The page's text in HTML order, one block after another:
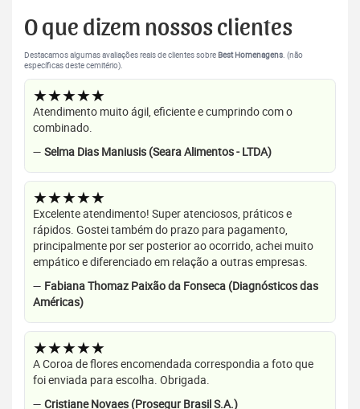
O que dizem nossos clientes
Destacamos algumas avaliações reais de clientes sobre Best Homenagens. (não
específicas deste cemitério).
★★★★★
Atendimento muito ágil, eficiente e cumprindo com o
combinado.
— Selma Dias Maniusis (Seara Alimentos - LTDA)
★★★★★
Excelente atendimento! Super atenciosos, práticos e
rápidos. Gostei também do prazo para pagamento,
principalmente por ser posterior ao ocorrido, achei muito
empático e diferenciado em relação a outras empresas.
— Fabiana Thomaz Paixão da Fonseca (Diagnósticos das
Américas)
★★★★★
A Coroa de flores encomendada correspondia a foto que
foi enviada para escolha. Obrigada.
— Cristiane Novaes (Prosegur Brasil S.A.)